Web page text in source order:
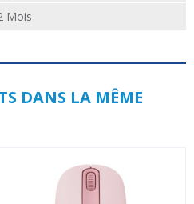
Mois
DANS LA MÊME